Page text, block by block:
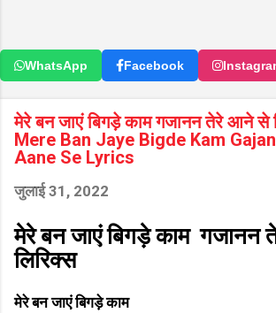
WhatsApp Facebook
मेरे बन जाएं बिगड़े काम गजानन तेरे आने से
Mere Ban Jaye Bigde Kam
Aane Se Lyrics
जुलाई 31, 2022
मेरे बन जाएं बिगड़े काम
लिरिक्स
मेरे बन जाएं बिगड़े काम